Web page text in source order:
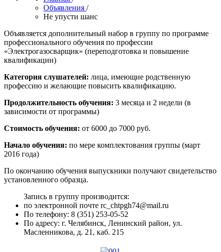
Объявления /
Не упусти шанс
Объявляется дополнительный набор в группу по программе
профессионального обучения по профессии
«Электрогазосварщик» (переподготовка и повышение
квалификации)
Категория слушателей: лица, имеющие родственную
профессию и желающие повысить квалификацию.
Продолжительность обучения: 3 месяца и 2 недели (в
зависимости от программы)
Стоимость обучения: от 6000 до 7000 руб.
Начало обучения: по мере комплектования группы (март
2016 года)
По окончанию обучения выпускники получают свидетельство
установленного образца.
Запись в группу производится:
по электронной почте rc_chtpgh74@mail.ru
По телефону: 8 (351) 253-05-52
По адресу: г. Челябинск, Ленинский район, ул.
Масленникова, д. 21, каб. 215